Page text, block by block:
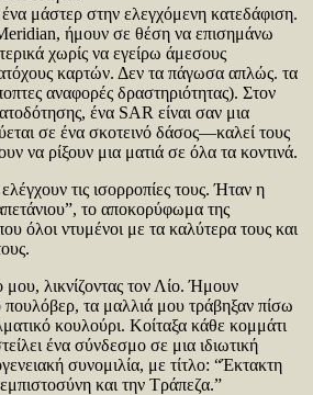
μάστερ στην ελεγχόμενη κατεδάφιση.
ήμουν σε θέση να επισημάνω
χωρίς να εγείρω άμεσους
καρτών. Δεν τα πάγωσα απλώς. τα
αναφορές δραστηριότητας). Στον
ένα SAR είναι σαν μια
σε ένα σκοτεινό δάσος—καλεί τους
να ρίξουν μια ματιά σε όλα τα κοντινά.
τις ισορροπίες τους. Ήταν η
το αποκορύφωμα της
όλοι ντυμένοι με τα καλύτερα τους και
μου, λικνίζοντας τον Λίο. Ήμουν
τα μαλλιά μου τράβηξαν πίσω
κουλούρι. Κοίταξα κάθε κομμάτι
ένα σύνδεσμο σε μια ιδιωτική
συνομιλία, με τίτλο: “Έκτακτη
και την Τράπεζα.”